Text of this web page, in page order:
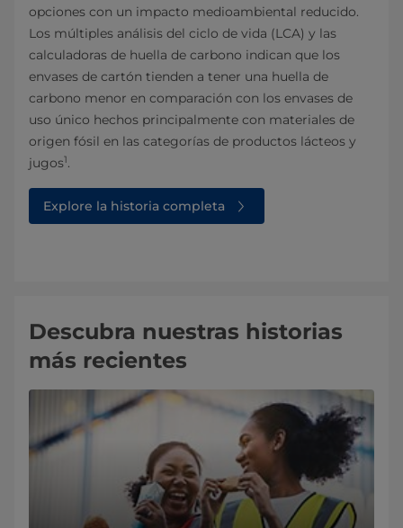
opciones con un impacto medioambiental reducido.
Los múltiples análisis del ciclo de vida (LCA) y las
calculadoras de huella de carbono indican que los
envases de cartón tienden a tener una huella de
carbono menor en comparación con los envases de
uso único hechos principalmente con materiales de
origen fósil en las categorías de productos lácteos y
jugos1.
Explore la historia completa
Descubra nuestras historias
más recientes